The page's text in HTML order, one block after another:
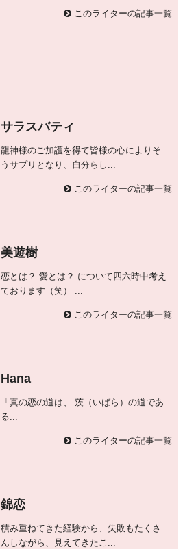
このライターの記事一覧
サラスバティ
龍神様のご加護を得て皆様の心によりそ
うサプリとなり、自分らし...
このライターの記事一覧
美遊樹
恋とは？ 愛とは？ について四六時中考え
ております（笑） ...
このライターの記事一覧
Hana
「真の恋の道は、 茨（いばら）の道であ
る...
このライターの記事一覧
錦恋
積み重ねてきた経験から、失敗もたくさ
んしながら、見えてきたこ...